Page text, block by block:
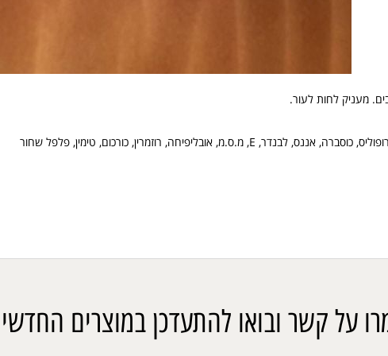
מעניק לחות לעור.
כוסברה, אננס, לבנדר, E, מ.ס.מ, אובליפיחה, רוזמרין, כורכום, טימין, פלפל שחור
על קשר ובואו להתעדכן במוצרים